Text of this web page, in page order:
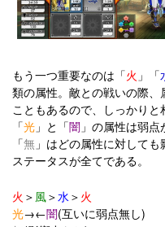
もう一つ重要なのは「火 」「
類の属性。敵との戦いの際
こともあるので、しっかりと
「光 」と「闇 」の属性は弱点
「無 」はどの属性に対して
ステータスが全てである。
火 ＞ 風＞水 ＞ 火
光→←闇(互いに弱点無し)